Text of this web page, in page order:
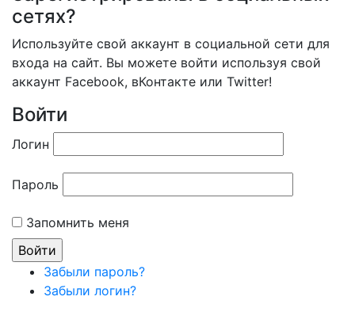
сетях?
Используйте свой аккаунт в социальной сети для
входа на сайт. Вы можете войти используя свой
аккаунт Facebook, вКонтакте или Twitter!
Войти
Логин
Пароль
Запомнить меня
Забыли пароль?
Забыли логин?